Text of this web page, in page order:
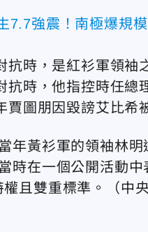
7.7強震！南極爆規
時，是紅衫軍領袖
時，他指控時任總
圖朋因毀謗艾比希
年黃衫軍的領袖林
時在一個公開活動
且雙重標準。（中央